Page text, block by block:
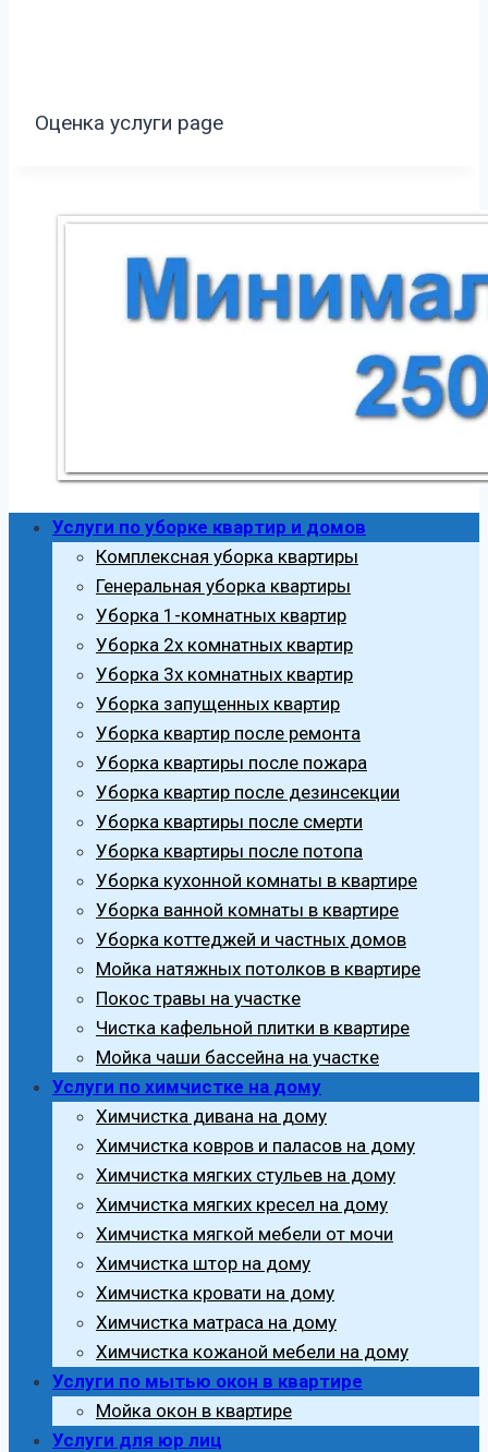
Оценка услуги page
Услуги по уборке квартир и домов
Комплексная уборка квартиры
Генеральная уборка квартиры
Уборка 1-комнатных квартир
Уборка 2х комнатных квартир
Уборка 3х комнатных квартир
Уборка запущенных квартир
Уборка квартир после ремонта
Уборка квартиры после пожара
Уборка квартир после дезинсекции
Уборка квартиры после смерти
Уборка квартиры после потопа
Уборка кухонной комнаты в квартире
Уборка ванной комнаты в квартире
Уборка коттеджей и частных домов
Мойка натяжных потолков в квартире
Покос травы на участке
Чистка кафельной плитки в квартире
Мойка чаши бассейна на участке
Услуги по химчистке на дому
Химчистка дивана на дому
Химчистка ковров и паласов на дому
Химчистка мягких стульев на дому
Химчистка мягких кресел на дому
Химчистка мягкой мебели от мочи
Химчистка штор на дому
Химчистка кровати на дому
Химчистка матраса на дому
Химчистка кожаной мебели на дому
Услуги по мытью окон в квартире
Мойка окон в квартире
Услуги для юр лиц